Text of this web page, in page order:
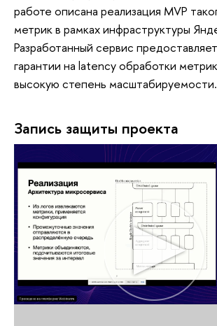
работе описана реализация MVP
метрик в рамках инфраструктуры
Разработанный сервис
гарантии на latency обработки
высокую степень масштабируемости.
Запись защиты проекта